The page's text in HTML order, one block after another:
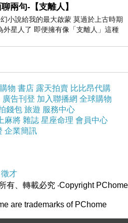
材質
彈性
色
系
配
件
100?
酯纖
綠/
卡
兩句-【支離人】
小說給我的最大啟蒙 莫過於上古時期
外星人了 即便擁有像「支離人」這種
神通法門 也未必讀
物 書店 露天拍賣 比比昂代購
廣告刊登 加入聯播網 全球購物
錢包 旅遊 服務中心
麻將 雜誌 星座命理 會員中心
企業簡訊
徵才
有、轉載必究 ‧Copyright PChome
are trademarks of PChome